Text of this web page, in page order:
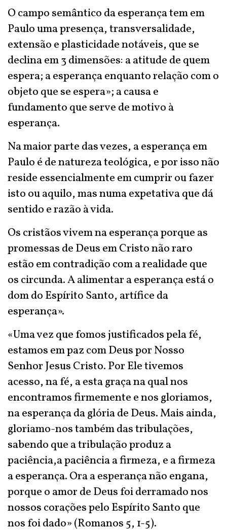
O campo semântico da esperança tem em
Paulo uma presença, transversalidade,
extensão e plasticidade notáveis, que se
declina em 3 dimensões: a atitude de quem
espera; a esperança enquanto relação com o
objeto que se espera»; a causa e
fundamento que serve de motivo à
esperança.
Na maior parte das vezes, a esperança em
Paulo é de natureza teológica, e por isso não
reside essencialmente em cumprir ou fazer
isto ou aquilo, mas numa expetativa que dá
sentido e razão à vida.
Os cristãos vivem na esperança porque as
promessas de Deus em Cristo não raro
estão em contradição com a realidade que
os circunda. A alimentar a esperança está o
dom do Espírito Santo, artífice da
esperança».
«Uma vez que fomos justificados pela fé,
estamos em paz com Deus por Nosso
Senhor Jesus Cristo. Por Ele tivemos
acesso, na fé, a esta graça na qual nos
encontramos firmemente e nos gloriamos,
na esperança da glória de Deus. Mais ainda,
gloriamo-nos também das tribulações,
sabendo que a tribulação produz a
paciência,a paciência a firmeza, e a firmeza
a esperança. Ora a esperança não engana,
porque o amor de Deus foi derramado nos
nossos corações pelo Espírito Santo que
nos foi dado» (Romanos 5, 1-5).